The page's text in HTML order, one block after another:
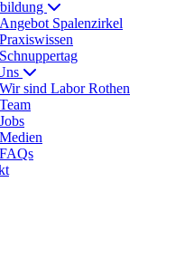
Angebot Spalenzirkel
Praxiswissen
Schnuppertag
Wir sind Labor Rothen
Team
Jobs
Medien
FAQs